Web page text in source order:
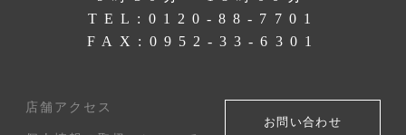
TEL: 0120-88-7701
FAX:0952-33-6301
お問い合わせ
店舗アクセス